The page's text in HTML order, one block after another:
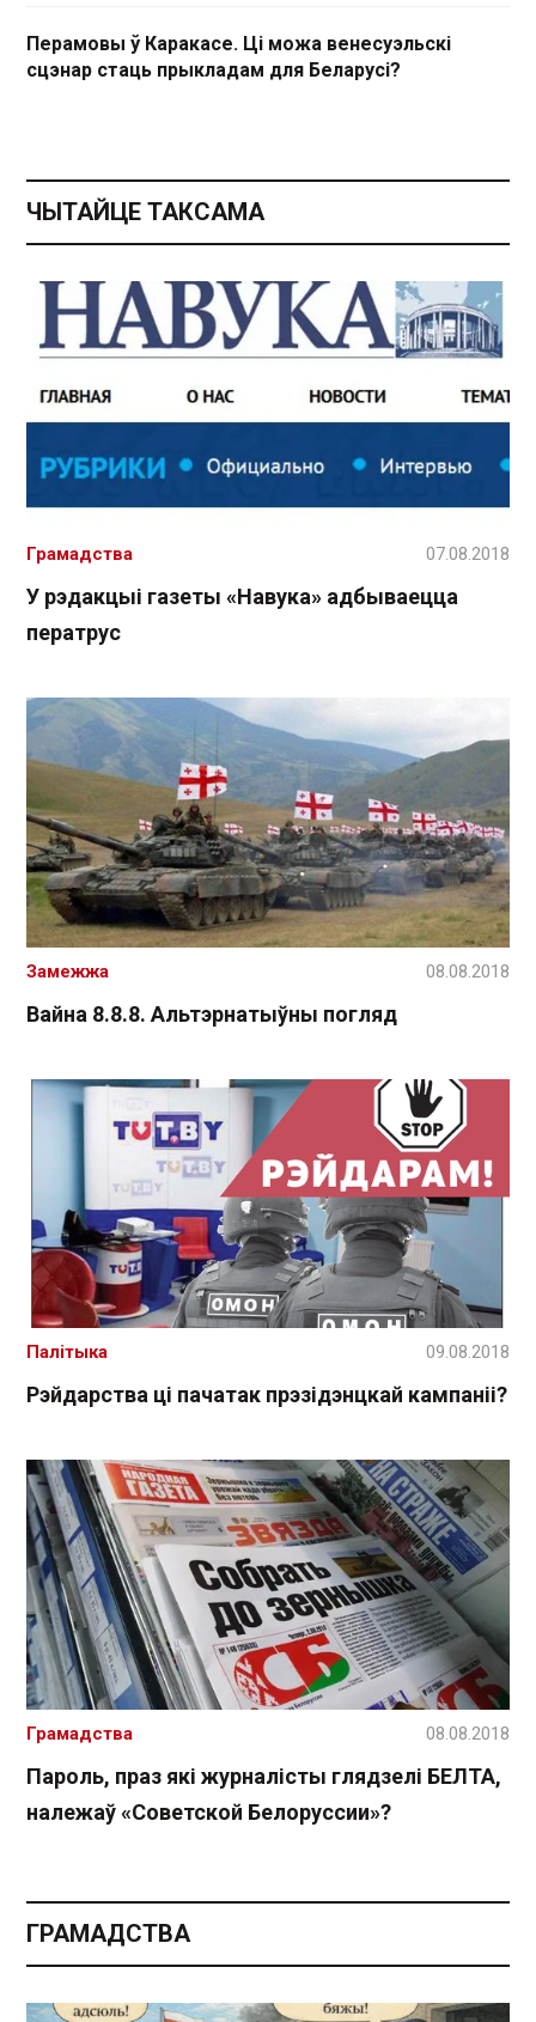
Перамовы ў Каракасе. Ці можа венесуэльскі
сцэнар стаць прыкладам для Беларусі?
ЧЫТАЙЦЕ ТАКСАМА
У рэдакцыі газеты «Навука» адбываецца
ператрус
Грамадства 07.08.2018
Вайна 8.8.8. Альтэрнатыўны погляд
Замежжа 08.08.2018
Рэйдарства ці пачатак прэзідэнцкай кампаніі?
Палітыка 09.08.2018
Пароль, праз які журналісты глядзелі БЕЛТА,
належаў «Советской Белоруссии»?
Грамадства 08.08.2018
ГРАМАДСТВА